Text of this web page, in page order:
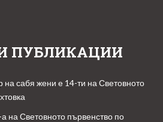
ПУБЛИКАЦИИ
на сабя жени е 14-ти на Световното
на Световното първенство по